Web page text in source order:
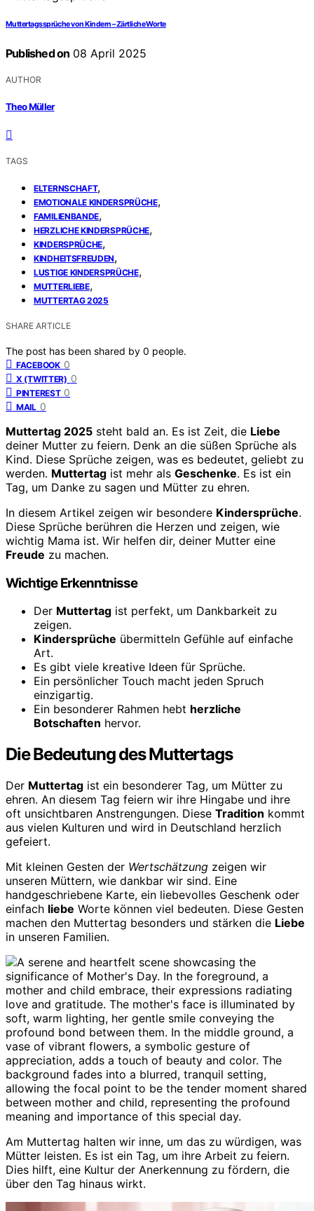
Muttertagssprüche von Kindern – Zärtliche Worte
Published on 08 April 2025
AUTHOR
Theo Müller
TAGS
ELTERNSCHAFT,
EMOTIONALE KINDERSPRÜCHE,
FAMILIENBANDE,
HERZLICHE KINDERSPRÜCHE,
KINDERSPRÜCHE,
KINDHEITSFREUDEN,
LUSTIGE KINDERSPRÜCHE,
MUTTERLIEBE,
MUTTERTAG 2025
SHARE ARTICLE
The post has been shared by 0 people.
FACEBOOK 0
X (TWITTER) 0
PINTEREST 0
MAIL 0
Muttertag 2025 steht bald an. Es ist Zeit, die Liebe
deiner Mutter zu feiern. Denk an die süßen Sprüche als
Kind. Diese Sprüche zeigen, was es bedeutet, geliebt zu
werden. Muttertag ist mehr als Geschenke. Es ist ein
Tag, um Danke zu sagen und Mütter zu ehren.
In diesem Artikel zeigen wir besondere Kindersprüche.
Diese Sprüche berühren die Herzen und zeigen, wie
wichtig Mama ist. Wir helfen dir, deiner Mutter eine
Freude zu machen.
Wichtige Erkenntnisse
Der Muttertag ist perfekt, um Dankbarkeit zu
zeigen.
Kindersprüche übermitteln Gefühle auf einfache
Art.
Es gibt viele kreative Ideen für Sprüche.
Ein persönlicher Touch macht jeden Spruch
einzigartig.
Ein besonderer Rahmen hebt herzliche
Botschaften hervor.
Die Bedeutung des Muttertags
Der Muttertag ist ein besonderer Tag, um Mütter zu
ehren. An diesem Tag feiern wir ihre Hingabe und ihre
oft unsichtbaren Anstrengungen. Diese Tradition kommt
aus vielen Kulturen und wird in Deutschland herzlich
gefeiert.
Mit kleinen Gesten der Wertschätzung zeigen wir
unseren Müttern, wie dankbar wir sind. Eine
handgeschriebene Karte, ein liebevolles Geschenk oder
einfach liebe Worte können viel bedeuten. Diese Gesten
machen den Muttertag besonders und stärken die Liebe
in unseren Familien.
Am Muttertag halten wir inne, um das zu würdigen, was
Mütter leisten. Es ist ein Tag, um ihre Arbeit zu feiern.
Dies hilft, eine Kultur der Anerkennung zu fördern, die
über den Tag hinaus wirkt.